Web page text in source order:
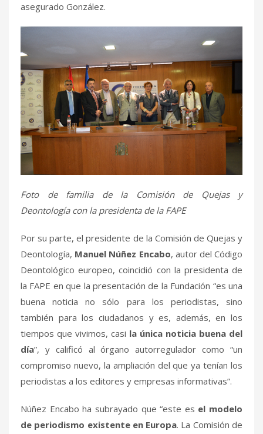
asegurado González.
Foto de familia de la Comisión de Quejas y
Deontología con la presidenta de la FAPE
Por su parte, el presidente de la Comisión de Quejas y
Deontología, Manuel Núñez Encabo, autor del Código
Deontológico europeo, coincidió con la presidenta de
la FAPE en que la presentación de la Fundación “es una
buena noticia no sólo para los periodistas, sino
también para los ciudadanos y es, además, en los
tiempos que vivimos, casi la única noticia buena del
día”, y calificó al órgano autorregulador como “un
compromiso nuevo, la ampliación del que ya tenían los
periodistas a los editores y empresas informativas”.
Núñez Encabo ha subrayado que “este es el modelo
de periodismo existente en Europa. La Comisión de